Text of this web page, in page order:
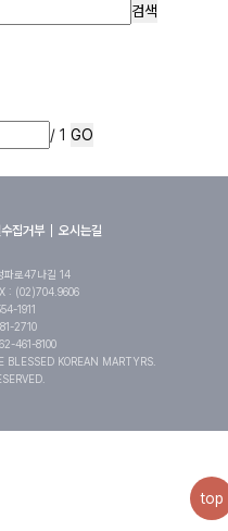
검색
/ 1 GO
집거부 오시는길
파로47나길 14
: (02)704.9606
1911
2710
461-8100
KOREAN MARTYRS.
top